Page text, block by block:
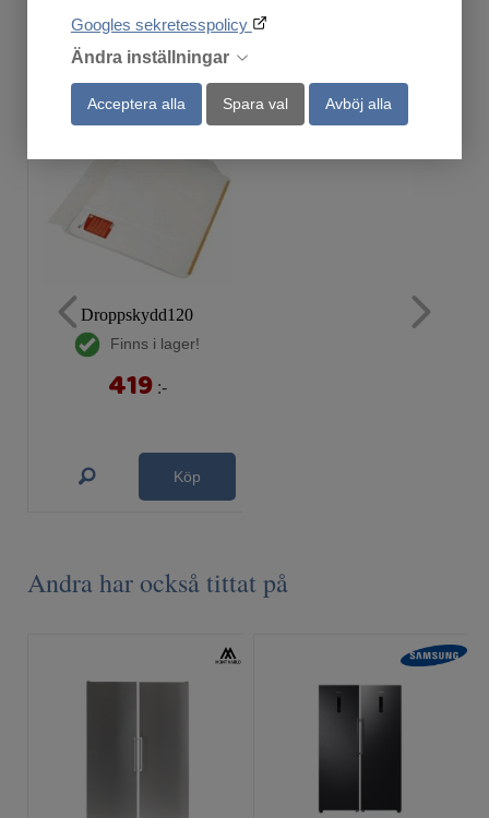
Googles sekretesspolicy
Ändra inställningar
Acceptera alla Spara val Avböj alla
Relaterade produkter/tillbehör
Droppskydd120
Finns i lager!
419 :-
Köp
Andra har också tittat på